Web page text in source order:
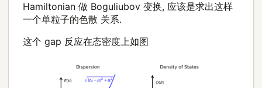
Hamiltonian 做 Boguliubov 变换, 应该是求出这样
一个单粒子的色散 关系.
这个 gap 反应在态密度上如图